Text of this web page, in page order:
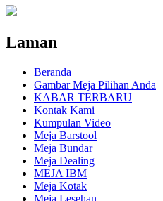
Laman
Beranda
Gambar Meja Pilihan Anda
KABAR TERBARU
Kontak Kami
Kumpulan Video
Meja Barstool
Meja Bundar
Meja Dealing
MEJA IBM
Meja Kotak
Meja Lesehan